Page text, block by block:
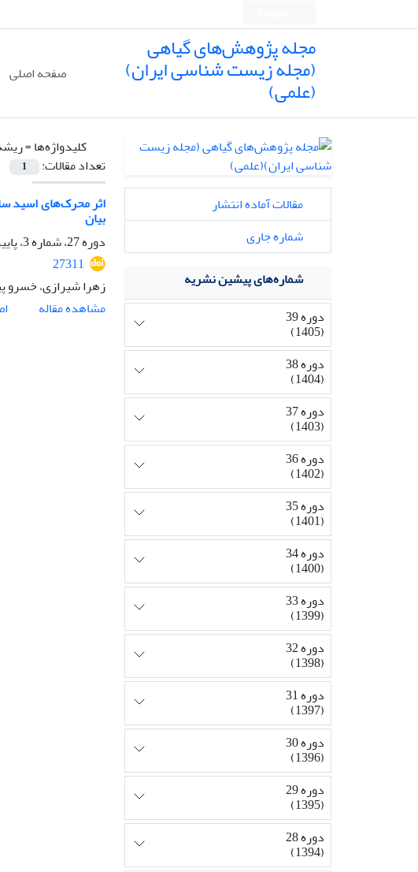
مجله پژوهش‌های گیاهی
(مجله زیست شناسی ایران)
(علمی) صفحه اصلی
کلیدواژه‌ها =
تعداد مقالات:
1
اثر محرک‌های اسید
بیان
دوره 27، شماره 3، پاییز 1393، صفحه
27311
زهرا شیرازی، خسرو
مشاهده مقاله
مقالات آماده انتشار
شماره جاری
شماره‌های پیشین نشریه
دوره 39
(1405)
دوره 38
(1404)
دوره 37
(1403)
دوره 36
(1402)
دوره 35
(1401)
دوره 34
(1400)
دوره 33
(1399)
دوره 32
(1398)
دوره 31
(1397)
دوره 30
(1396)
دوره 29
(1395)
دوره 28
(1394)